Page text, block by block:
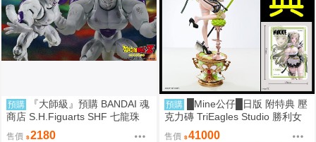
預購
『大師級』預購 BANDAI 魂
商店 S.H.Figuarts SHF 七龍珠
力量全開 弗利沙 戰損版
售價 2180
預購
█Mine公仔█日版 附特典 壓
克力磚 TriEagles Studio 勝利女
神 妮姬 NIKKE 索達 1/4 雕像
售價 41000